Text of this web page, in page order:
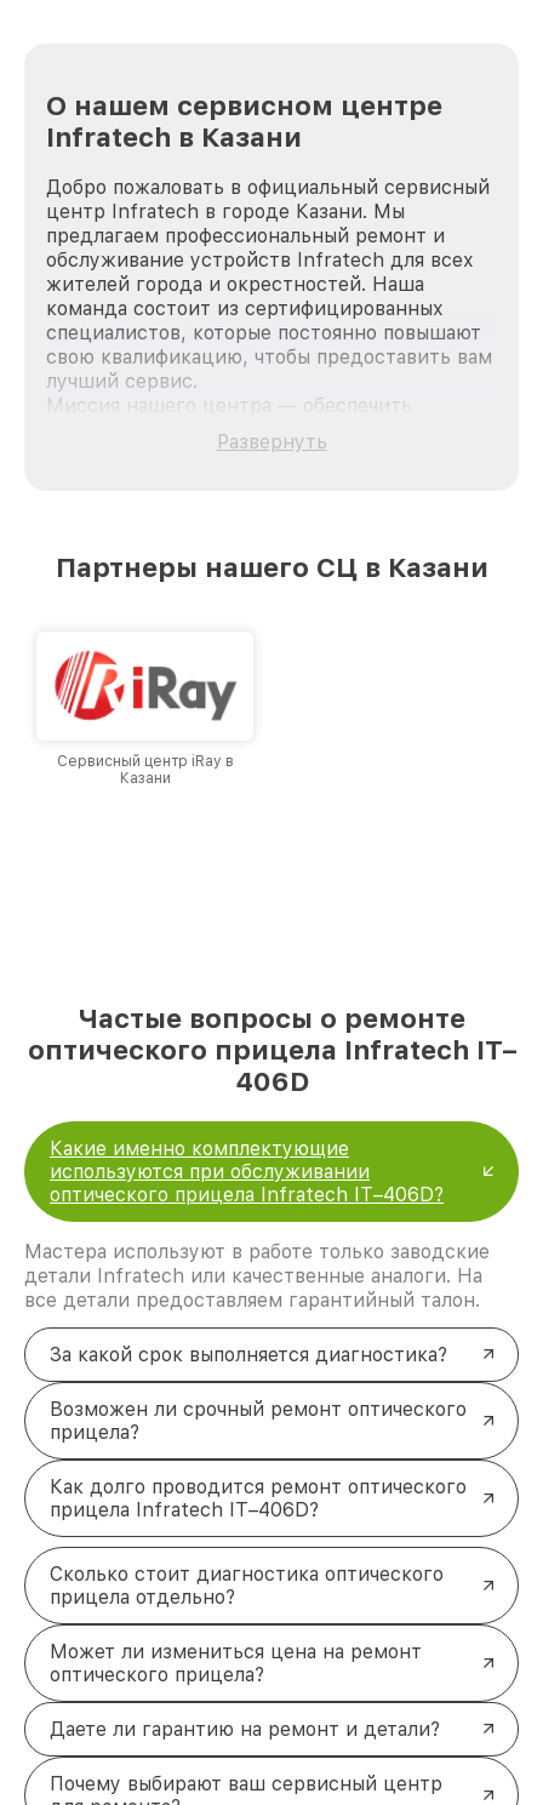
О нашем сервисном центре
Infratech в Казани
Добро пожаловать в официальный сервисный
центр Infratech в городе Казани. Мы
предлагаем профессиональный ремонт и
обслуживание устройств Infratech для всех
жителей города и окрестностей. Наша
команда состоит из сертифицированных
специалистов, которые постоянно повышают
свою квалификацию, чтобы предоставить вам
лучший сервис.
Миссия нашего центра — обеспечить
качественный и доступный ремонт для
каждого пользователя продукции Infratech,
лучшим сервисным центром Infratech в
Развернуть
Партнеры нашего СЦ в Казани
Сервисный центр iRay в
Казани
Частые вопросы о ремонте
оптического прицела Infratech IT–
406D
Какие именно комплектующие
используются при обслуживании
оптического прицела Infratech IT–406D?
Мастера используют в работе только заводские
детали Infratech или качественные аналоги. На
все детали предоставляем гарантийный талон.
За какой срок выполняется диагностика?
Возможен ли срочный ремонт оптического
прицела?
Как долго проводится ремонт оптического
прицела Infratech IT–406D?
Сколько стоит диагностика оптического
прицела отдельно?
Может ли измениться цена на ремонт
оптического прицела?
Даете ли гарантию на ремонт и детали?
Почему выбирают ваш сервисный центр